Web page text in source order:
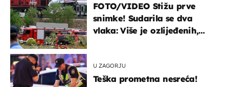
FOTO/VIDEO Stižu prve
snimke! Sudarila se dva
vlaka: Više je ozlijeđenih,
U ZAGORJU
Teška prometna nesreća!